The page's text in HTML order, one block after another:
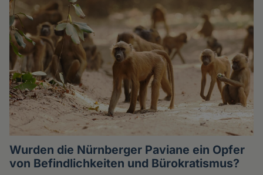
Wurden die Nürnberger Paviane ein Opfer
von Befindlichkeiten und Bürokratismus?